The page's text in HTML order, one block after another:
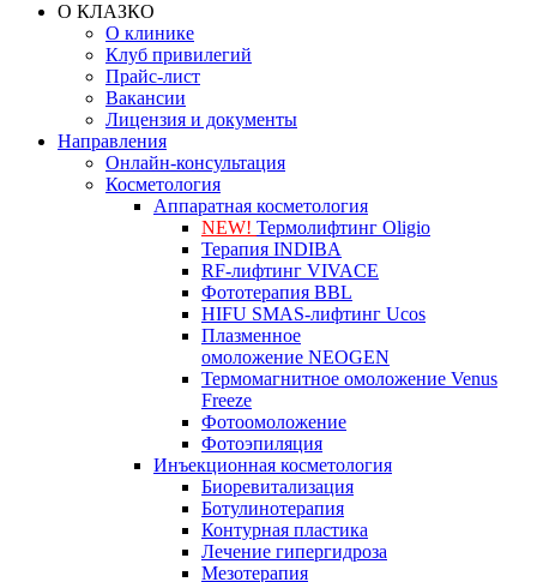
О КЛАЗКО
О клинике
Клуб привилегий
Прайс-лист
Вакансии
Лицензия и документы
Направления
Онлайн-консультация
Косметология
Аппаратная косметология
NEW! Термолифтинг Oligio
Терапия INDIBA
RF-лифтинг VIVACE
Фототерапия BBL
HIFU SMAS-лифтинг Ucos
Плазменное
омоложение NEOGEN
Термомагнитное омоложение Venus
Freeze
Фотоомоложение
Фотоэпиляция
Инъекционная косметология
Биоревитализация
Ботулинотерапия
Контурная пластика
Лечение гипергидроза
Мезотерапия